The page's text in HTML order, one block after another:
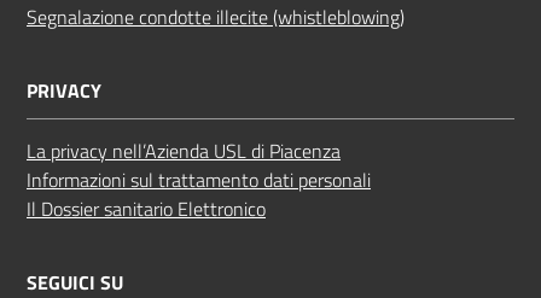
Segnalazione condotte illecite (whistleblowing)
PRIVACY
La privacy nell’Azienda USL di Piacenza
Informazioni sul trattamento dati personali
Il Dossier sanitario Elettronico
SEGUICI SU